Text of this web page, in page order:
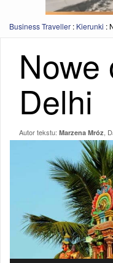
Business Traveller : Kierunki :
Nowe
Delhi
Autor tekstu: Marzena Mróz ,